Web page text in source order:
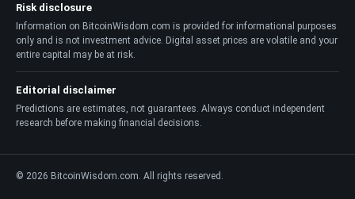
Risk disclosure
Information on BitcoinWisdom.com is provided for informational purposes
only and is not investment advice. Digital asset prices are volatile and your
entire capital may be at risk.
Editorial disclaimer
Predictions are estimates, not guarantees. Always conduct independent
research before making financial decisions.
© 2026 BitcoinWisdom.com. All rights reserved.